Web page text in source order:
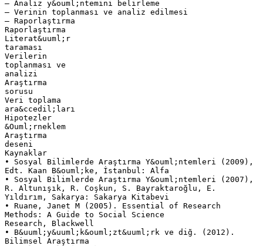
– Analiz y&ouml;ntemini belirleme
– Verinin toplanması ve analiz edilmesi
– Raporlaştırma
Raporlaştırma
Literat&uuml;r
taraması
Verilerin
toplanması ve
analizi
Araştırma
sorusu
Veri toplama
ara&ccedil;ları
Hipotezler
&Ouml;rneklem
Araştırma
deseni
Kaynaklar
• Sosyal Bilimlerde Araştırma Y&ouml;ntemleri (2009),
Edt. Kaan B&ouml;ke, İstanbul: Alfa
• Sosyal Bilimlerde Araştırma Y&ouml;ntemleri (2007),
R. Altunışık, R. Coşkun, S. Bayraktaroğlu, E.
Yıldırım, Sakarya: Sakarya Kitabevi
• Ruane, Janet M (2005). Essential of Research
Methods: A Guide to Social Science
Research, Blackwell
• B&uuml;y&uuml;k&ouml;zt&uuml;rk ve diğ. (2012).
Bilimsel Araştırma